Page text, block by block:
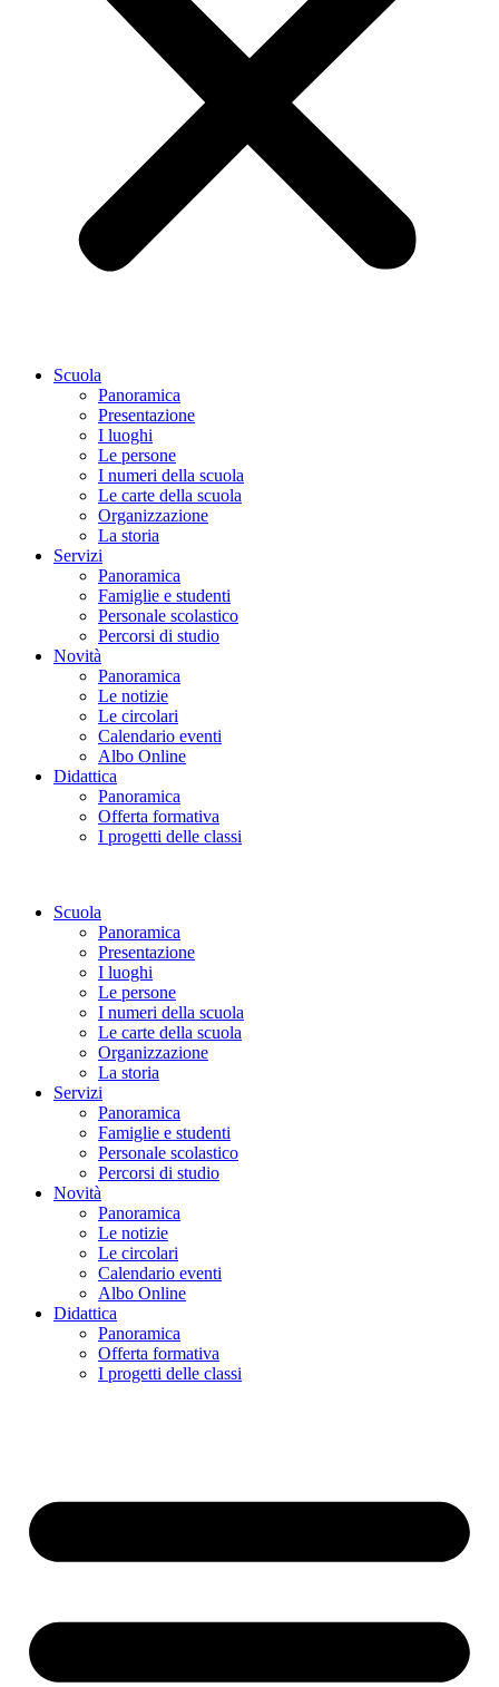
Scuola
Panoramica
Presentazione
I luoghi
Le persone
I numeri della scuola
Le carte della scuola
Organizzazione
La storia
Servizi
Panoramica
Famiglie e studenti
Personale scolastico
Percorsi di studio
Novità
Panoramica
Le notizie
Le circolari
Calendario eventi
Albo Online
Didattica
Panoramica
Offerta formativa
I progetti delle classi
Scuola
Panoramica
Presentazione
I luoghi
Le persone
I numeri della scuola
Le carte della scuola
Organizzazione
La storia
Servizi
Panoramica
Famiglie e studenti
Personale scolastico
Percorsi di studio
Novità
Panoramica
Le notizie
Le circolari
Calendario eventi
Albo Online
Didattica
Panoramica
Offerta formativa
I progetti delle classi